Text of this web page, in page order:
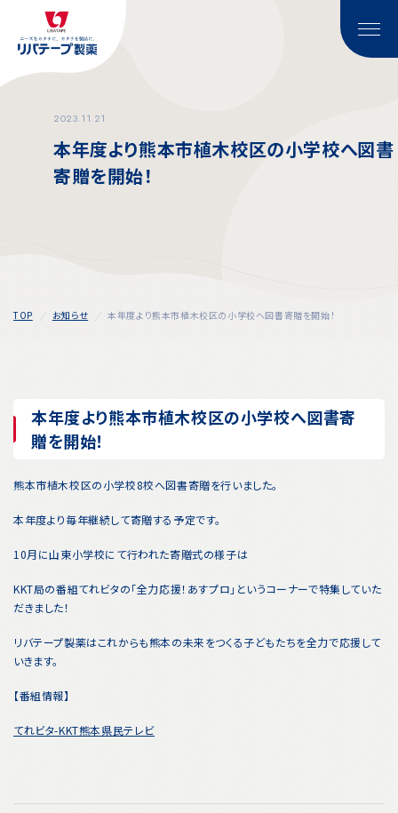
2023.11.21
本年度より熊本市植木校区の小学校へ図書
寄贈を開始！
TOP お知らせ 本年度より熊本市植木校区の小学校へ図書寄贈を開始！
本年度より熊本市植木校区の小学校へ図書寄
贈を開始！
熊本市植木校区の小学校8校へ図書寄贈を行いました。
本年度より毎年継続して寄贈する予定です。
10月に山東小学校にて行われた寄贈式の様子は
KKT局の番組てれビタの「全力応援！あすプロ」というコーナーで特集していた
だきました！
リバテープ製薬はこれからも熊本の未来をつくる子どもたちを全力で応援して
いきます。
【番組情報】
てれビタ-KKT熊本県民テレビ